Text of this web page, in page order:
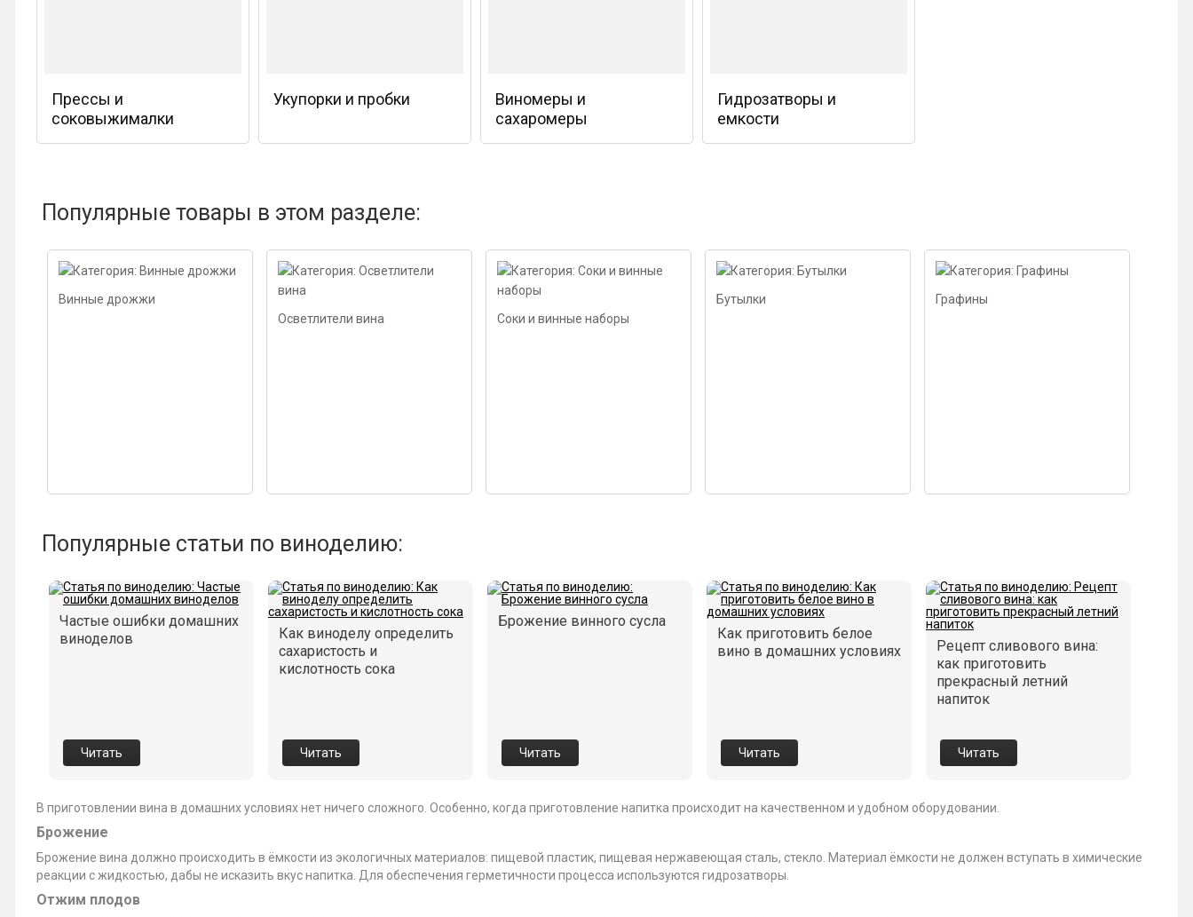
Прессы и
соковыжималки
Укупорки и пробки
Виномеры и
сахаромеры
Гидрозатворы и
емкости
Популярные товары в этом разделе:
Винные дрожжи
Осветлители вина
Соки и винные наборы
Бутылки Графины
Популярные статьи по виноделию:
Частые ошибки домашних
виноделов
Читать
Как виноделу определить
сахаристость и
кислотность сока
Читать
Брожение винного сусла
Читать
Как приготовить белое
вино в домашних условиях
Читать
Рецепт сливового вина:
как приготовить
прекрасный летний
напиток
Читать
В приготовлении вина в домашних условиях нет ничего сложного. Особенно, когда приготовление напитка происходит на качественном и удобном оборудовании.
Брожение
Брожение вина должно происходить в ёмкости из экологичных материалов: пищевой пластик, пищевая нержавеющая сталь, стекло. Материал ёмкости не должен вступать в химические
реакции с жидкостью, дабы не исказить вкус напитка. Для обеспечения герметичности процесса используются гидрозатворы.
Отжим плодов